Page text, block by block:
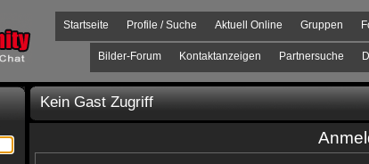
Gruppen
Aktuell Online
Profile / Suche
Startseite
Partnersuche
Kontaktanzeigen
Bilder-Forum
Kein Gast Zugriff